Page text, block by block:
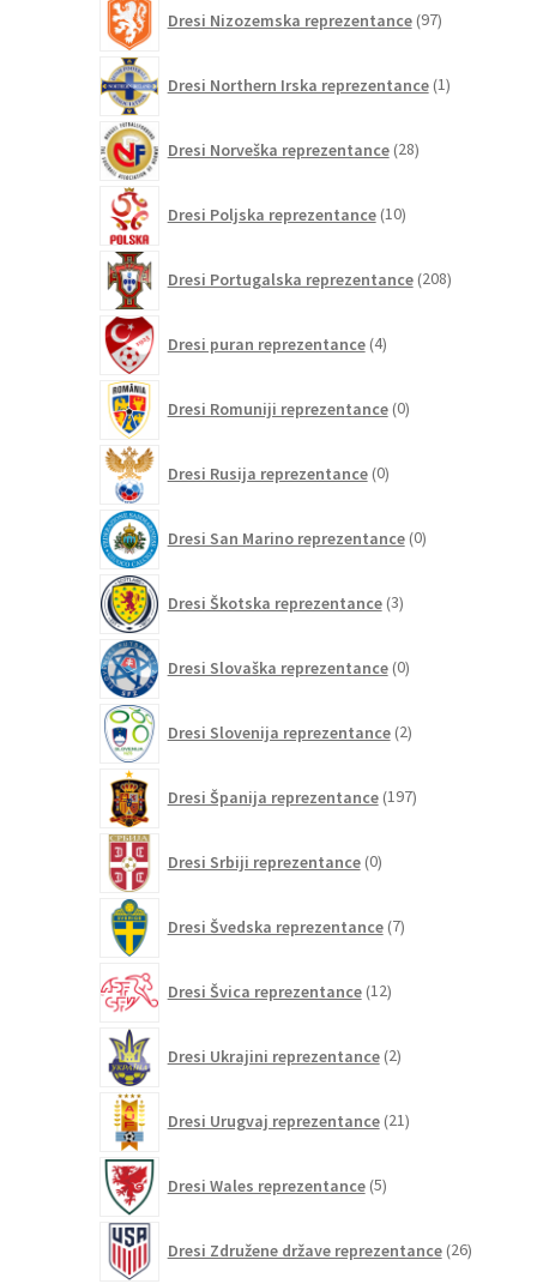
Dresi Nizozemska reprezentance 97izdelkov
Dresi Northern Irska reprezentance 1izdelek
Dresi Norveška reprezentance 28izdelkov
Dresi Poljska reprezentance 10izdelkov
Dresi Portugalska reprezentance 208izdelkov
Dresi puran reprezentance 4izdelki
Dresi Romuniji reprezentance 0izdelkov
Dresi Rusija reprezentance 0izdelkov
Dresi San Marino reprezentance 0izdelkov
Dresi Škotska reprezentance 3izdelki
Dresi Slovaška reprezentance 0izdelkov
Dresi Slovenija reprezentance 2izdelka
Dresi Španija reprezentance 197izdelkov
Dresi Srbiji reprezentance 0izdelkov
Dresi Švedska reprezentance 7izdelkov
Dresi Švica reprezentance 12izdelkov
Dresi Ukrajini reprezentance 2izdelka
Dresi Urugvaj reprezentance 21izdelkov
Dresi Wales reprezentance 5izdelkov
Dresi Združene države reprezentance 26izdelkov